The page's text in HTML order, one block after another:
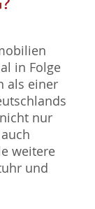
in Folge
als einer
nur
weitere
und